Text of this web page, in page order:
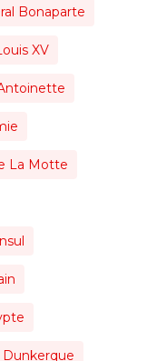
Bonaparte
XV
La Motte